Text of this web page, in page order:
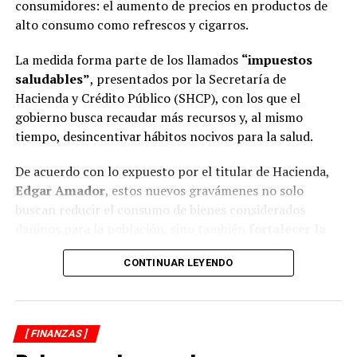
consumidores: el aumento de precios en productos de
alto consumo como refrescos y cigarros.
La medida forma parte de los llamados “impuestos
saludables”, presentados por la Secretaría de
Hacienda y Crédito Público (SHCP), con los que el
gobierno busca recaudar más recursos y, al mismo
tiempo, desincentivar hábitos nocivos para la salud.
De acuerdo con lo expuesto por el titular de Hacienda,
Edgar Amador, estos nuevos gravámenes no solo
buscan reducir el consumo de bienes considerados
estructura tributaria y generar ingresos adicionales
que se destinarán a proyectos de seguridad, salud,
El alza más drástica: refrescos casi
CONTINUAR LEYENDO
[ FINANZAS ]